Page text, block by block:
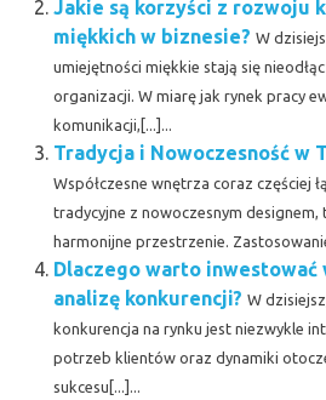
Jakie są korzyści z rozwoju
miękkich w biznesie? W
umiejętności miękkie stają się
organizacji. W miarę jak rynek pracy
komunikacji,[...]...
Tradycja i Nowoczesność w
Współczesne wnętrza coraz częściej
tradycyjne z nowoczesnym designem,
harmonijne przestrzenie.
Dlaczego warto inwestować
analizę konkurencji? W
konkurencja na rynku jest niezwykle
potrzeb klientów oraz dynamiki
sukcesu[...]...